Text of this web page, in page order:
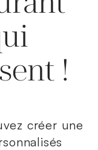
!
créer une